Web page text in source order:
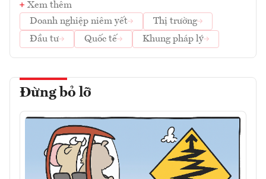
Xem thêm
Doanh nghiệp niêm yết
Thị trường
Đầu tư
Quốc tế Khung pháp lý
Đừng bỏ lỡ